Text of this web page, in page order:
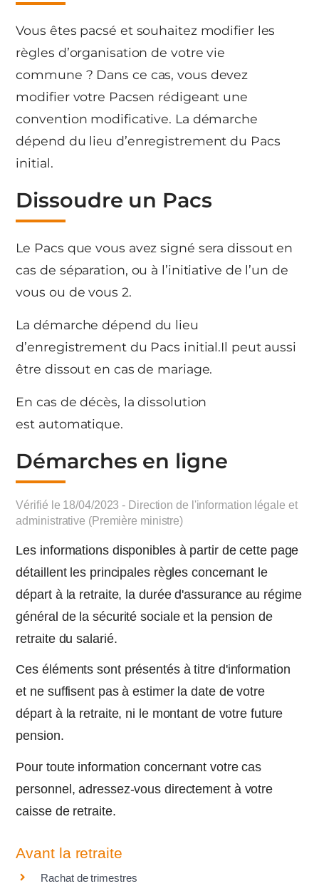
Vous êtes pacsé et souhaitez modifier les
règles d’organisation de votre vie
commune ? Dans ce cas, vous devez
modifier votre Pacsen rédigeant une
convention modificative. La démarche
dépend du lieu d’enregistrement du Pacs
initial.
Dissoudre un Pacs
Le Pacs que vous avez signé sera dissout en
cas de séparation, ou à l’initiative de l’un de
vous ou de vous 2.
La démarche dépend du lieu
d’enregistrement du Pacs initial.Il peut aussi
être dissout en cas de mariage.
En cas de décès, la dissolution
est automatique.
Démarches en ligne
Vérifié le 18/04/2023 - Direction de l'information légale et
administrative (Première ministre)
Les informations disponibles à partir de cette page
détaillent les principales règles concernant le
départ à la retraite, la durée d'assurance au régime
général de la sécurité sociale et la pension de
retraite du salarié.
Ces éléments sont présentés à titre d'information
et ne suffisent pas à estimer la date de votre
départ à la retraite, ni le montant de votre future
pension.
Pour toute information concernant votre cas
personnel, adressez-vous directement à votre
caisse de retraite.
Avant la retraite
Rachat de trimestres